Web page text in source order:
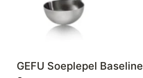
GEFU Soeplepel Baseline